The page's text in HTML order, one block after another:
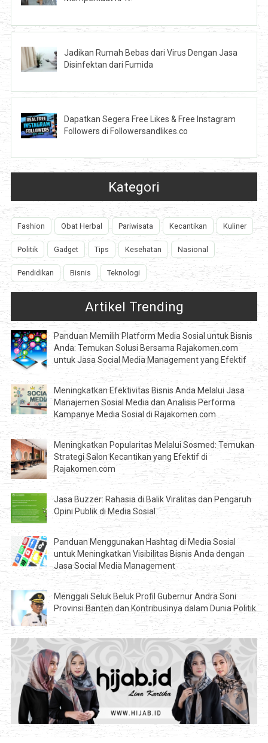
Jadikan Rumah Bebas dari Virus Dengan Jasa
Disinfektan dari Fumida
Dapatkan Segera Free Likes & Free Instagram
Followers di Followersandlikes.co
Kategori
Fashion Obat Herbal Pariwisata Kecantikan Kuliner
Politik Gadget Tips Kesehatan Nasional
Pendidikan Bisnis Teknologi
Artikel Trending
Panduan Memilih Platform Media Sosial untuk Bisnis
Anda: Temukan Solusi Bersama Rajakomen.com
untuk Jasa Social Media Management yang Efektif
Meningkatkan Efektivitas Bisnis Anda Melalui Jasa
Manajemen Sosial Media dan Analisis Performa
Kampanye Media Sosial di Rajakomen.com
Meningkatkan Popularitas Melalui Sosmed: Temukan
Strategi Salon Kecantikan yang Efektif di
Rajakomen.com
Jasa Buzzer: Rahasia di Balik Viralitas dan Pengaruh
Opini Publik di Media Sosial
Panduan Menggunakan Hashtag di Media Sosial
untuk Meningkatkan Visibilitas Bisnis Anda dengan
Jasa Social Media Management
Menggali Seluk Beluk Profil Gubernur Andra Soni
Provinsi Banten dan Kontribusinya dalam Dunia Politik